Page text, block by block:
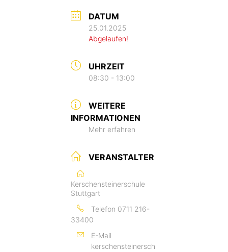
DATUM
25.01.2025
Abgelaufen!
UHRZEIT
08:30 - 13:00
WEITERE
INFORMATIONEN
Mehr erfahren
VERANSTALTER
Kerschensteinerschule
Stuttgart
Telefon 0711 216-
33400
E-Mail
kerschensteinersch